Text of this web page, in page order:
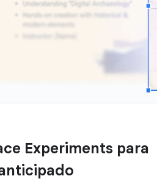
Experiments para